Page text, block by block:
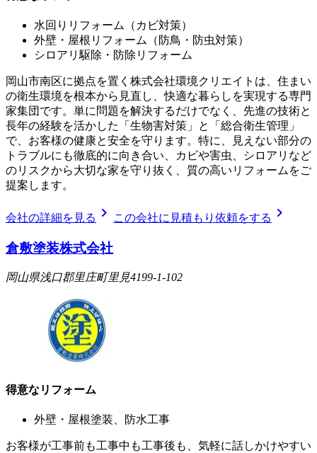
水回りリフォーム（カビ対策）
外壁・屋根リフォーム（防鳥・防虫対策）
シロアリ駆除・防除リフォーム
岡山市南区に拠点を置く株式会社環境クリエイトは、住まい
の衛生環境を根本から見直し、快適な暮らしを実現する専門
家集団です。単に問題を解決するだけでなく、先進の技術と
長年の経験を活かした「生物害対策」と「総合衛生管理」
で、お客様の健康と安全を守ります。特に、見えない部分の
トラブルにも徹底的に向き合い、カビや害虫、シロアリなど
のリスクから大切な家を守り抜く、質の高いリフォームをご
提案します。
会社の詳細を見る chevron_right この会社に見積もり依頼をする chevron_right
倉敷塗装株式会社
岡山県浅口郡里庄町里見4199-1-102
得意なリフォーム
外壁・屋根塗装、防水工事
お客様が工事前も工事中も工事後も、気軽に話しかけやすい